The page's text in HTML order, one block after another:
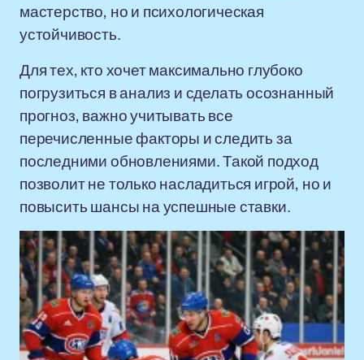
мастерство, но и психологическая
устойчивость.
Для тех, кто хочет максимально глубоко
погрузиться в анализ и сделать осознанный
прогноз, важно учитывать все
перечисленные факторы и следить за
последними обновлениями. Такой подход
позволит не только насладиться игрой, но и
повысить шансы на успешные ставки.